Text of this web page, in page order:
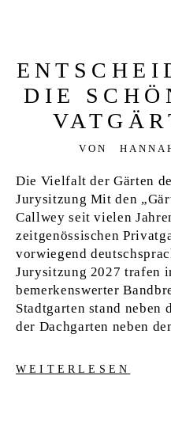
DIE
VON
Die Vielfalt der Gärten
Jurysitzung Mit den
Callwey seit vielen
zeitgenössischen
vorwiegend
Jurysitzung 2027 trafen
bemerkenswerter
Stadtgarten stand
der Dachgarten neben
WEITERLESEN